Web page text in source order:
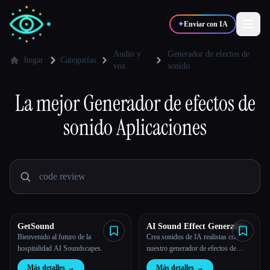
✦Enviar con IA
Desarrolladores 📈 Marketers
🎓 Estudiantes
Blog
Comparar herramientas
hogar Categorías
Audio y
voz
Generador de efectos de
sonido
La mejorGenerador de efectos de
sonidoAplicaciones
GetSound
Bienvenido al futuro de la
hospitalidad AI Soundscapes.
Más detalles →
AI Sound Effect Generator
Crea sonidos de IA realistas con
nuestro generador de efectos de
sonido de IA.
Más detalles →